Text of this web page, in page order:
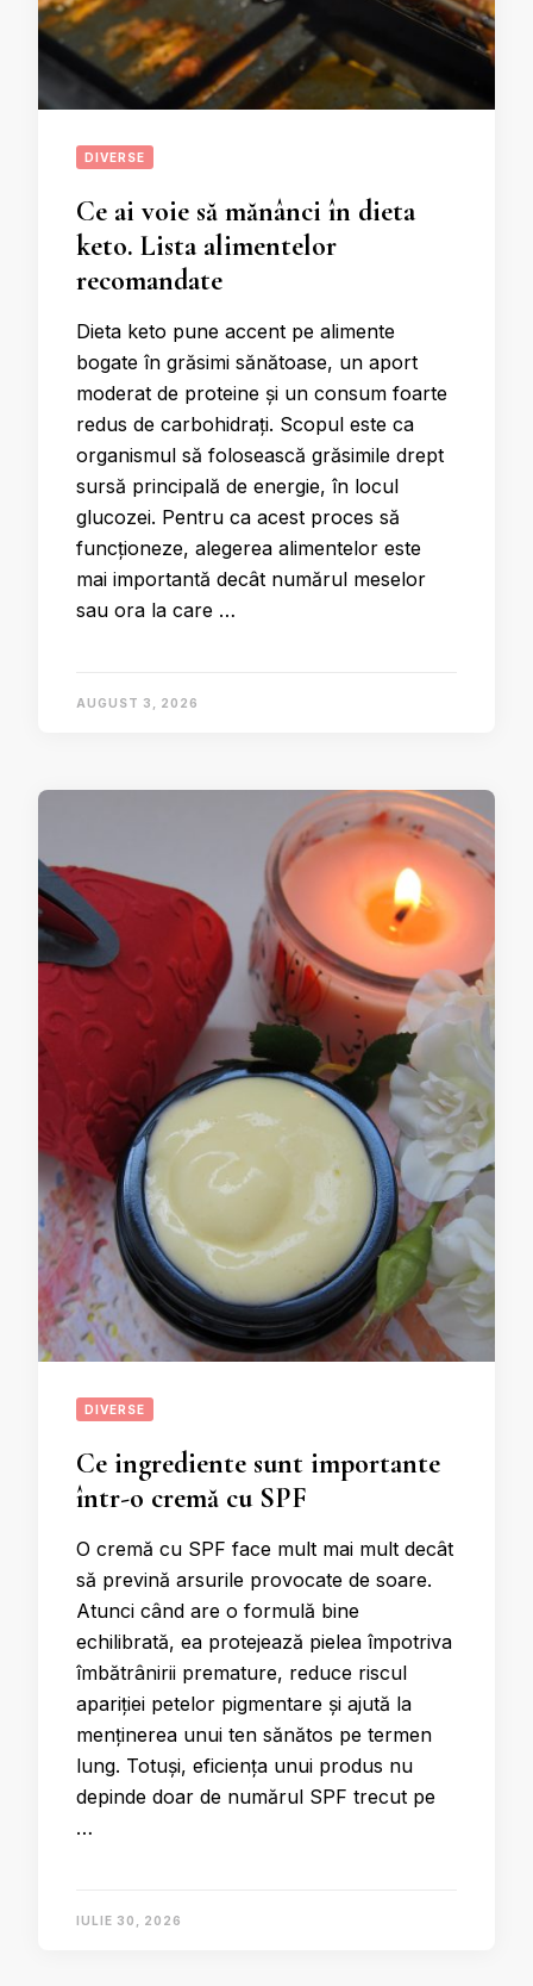
DIVERSE
Ce ai voie să mănânci în dieta
keto. Lista alimentelor
recomandate
Dieta keto pune accent pe alimente
bogate în grăsimi sănătoase, un aport
moderat de proteine și un consum foarte
redus de carbohidrați. Scopul este ca
organismul să folosească grăsimile drept
sursă principală de energie, în locul
glucozei. Pentru ca acest proces să
funcționeze, alegerea alimentelor este
mai importantă decât numărul meselor
sau ora la care …
AUGUST 3, 2026
DIVERSE
Ce ingrediente sunt importante
într-o cremă cu SPF
O cremă cu SPF face mult mai mult decât
să prevină arsurile provocate de soare.
Atunci când are o formulă bine
echilibrată, ea protejează pielea împotriva
îmbătrânirii premature, reduce riscul
apariției petelor pigmentare și ajută la
menținerea unui ten sănătos pe termen
lung. Totuși, eficiența unui produs nu
depinde doar de numărul SPF trecut pe
…
IULIE 30, 2026